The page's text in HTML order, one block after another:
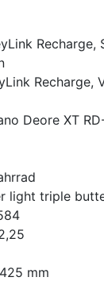
Deore XT
light triple
mm